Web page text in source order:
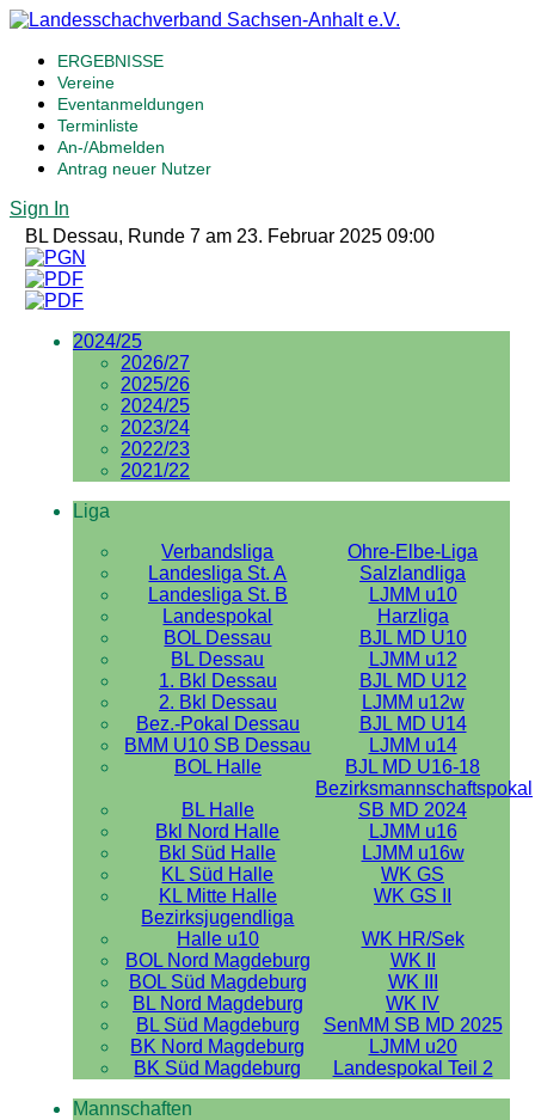
ERGEBNISSE
Vereine
Eventanmeldungen
Terminliste
An-/Abmelden
Antrag neuer Nutzer
Sign In
BL Dessau, Runde 7 am 23. Februar 2025 09:00
2024/25
2026/27
2025/26
2024/25
2023/24
2022/23
2021/22
Liga
Verbandsliga
Ohre-Elbe-Liga
Landesliga St. A
Salzlandliga
Landesliga St. B
LJMM u10
Landespokal
Harzliga
BOL Dessau
BJL MD U10
BL Dessau
LJMM u12
1. Bkl Dessau
BJL MD U12
2. Bkl Dessau
LJMM u12w
Bez.-Pokal Dessau
BJL MD U14
BMM U10 SB Dessau
LJMM u14
BOL Halle
BJL MD U16-18
BL Halle
Bezirksmannschaftspokal
SB MD 2024
Bkl Nord Halle
LJMM u16
Bkl Süd Halle
LJMM u16w
KL Süd Halle
WK GS
KL Mitte Halle
WK GS II
Bezirksjugendliga
Halle u10
WK HR/Sek
BOL Nord Magdeburg
WK II
BOL Süd Magdeburg
WK III
BL Nord Magdeburg
WK IV
BL Süd Magdeburg
SenMM SB MD 2025
BK Nord Magdeburg
LJMM u20
BK Süd Magdeburg
Landespokal Teil 2
Mannschaften